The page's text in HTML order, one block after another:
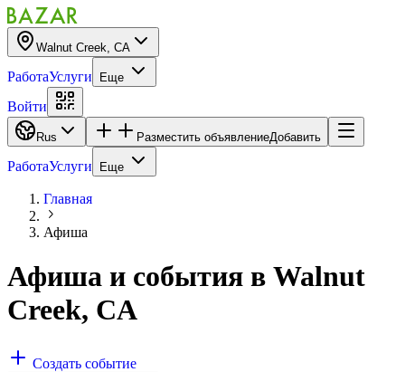
Walnut Creek, CA
РаботаУслуги Еще
Войти
Rus Разместить объявлениеДобавить
РаботаУслуги Еще
Главная
Афиша
Афиша и события в Walnut
Creek, CA
Создать событие